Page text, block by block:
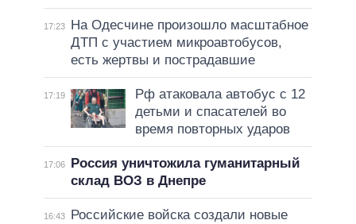
17:23
На Одесчине произошло масштабное
ДТП с участием микроавтобусов,
есть жертвы и пострадавшие
17:19
Рф атаковала автобус с 12
детьми и спасателей во
время повторных ударов
17:06
Россия уничтожила гуманитарный
склад ВОЗ в Днепре
16:43
Российские войска создали новые